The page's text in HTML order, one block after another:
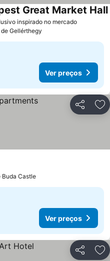
inspirado no mercado
Great Market Hall
de Gellérthegy
Ver preços
Partilhar
Buda Castle
Ver preços
Partilhar